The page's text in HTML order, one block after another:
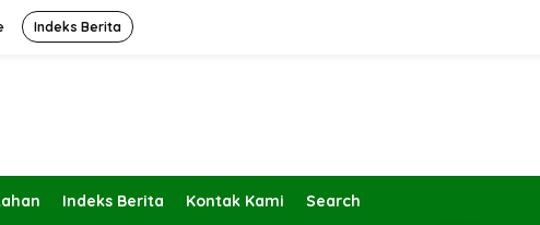
Indeks Berita
Indeks Berita Kontak Kami Search